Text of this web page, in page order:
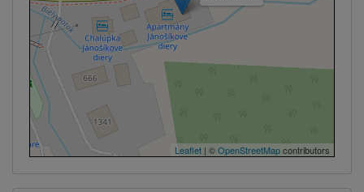
Leaflet | ©OpenStreetMapcontributors